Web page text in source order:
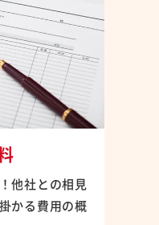
他社との相見
かる費用の概